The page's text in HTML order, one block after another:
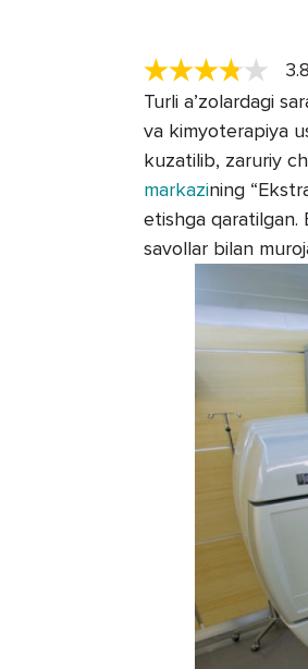
Turli a’zolardagi
va kimyoterapiya
kuzatilib, zaruriy
markazining
etishga qaratilgan.
savollar bilan